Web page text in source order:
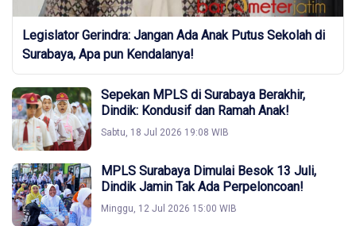
Legislator Gerindra: Jangan Ada Anak Putus Sekolah di
Surabaya, Apa pun Kendalanya!
Sepekan MPLS di Surabaya Berakhir,
Dindik: Kondusif dan Ramah Anak!
Sabtu, 18 Jul 2026 19:08 WIB
MPLS Surabaya Dimulai Besok 13 Juli,
Dindik Jamin Tak Ada Perpeloncoan!
Minggu, 12 Jul 2026 15:00 WIB